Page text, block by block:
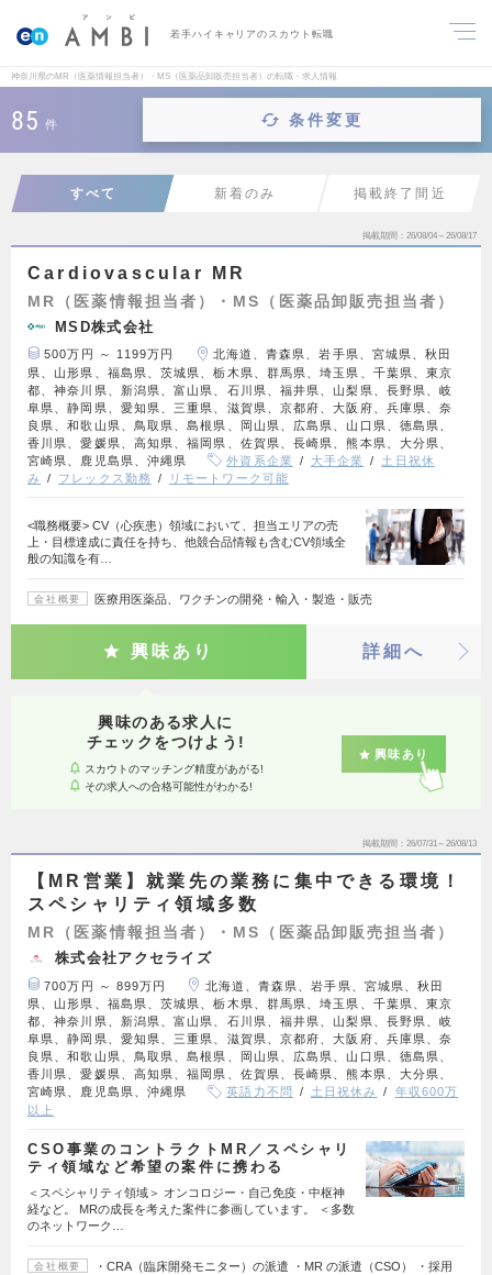
若手ハイキャリアのスカウト転職
神奈川県のMR（医薬情報担当者）・MS（医薬品卸販売担当者）の転職・求人情報
85 件 条件変更
すべて 新着のみ 掲載終了間近
掲載期間 26/08/04～26/08/17
Cardiovascular MR
MR（医薬情報担当者）・MS（医薬品卸販売担当者）
MSD株式会社
500万円 ～ 1199万円
北海道、青森県、岩手県、宮城県、秋田
県、山形県、福島県、茨城県、栃木県、群馬県、埼玉県、千葉県、東京
都、神奈川県、新潟県、富山県、石川県、福井県、山梨県、長野県、岐
阜県、静岡県、愛知県、三重県、滋賀県、京都府、大阪府、兵庫県、奈
良県、和歌山県、鳥取県、島根県、岡山県、広島県、山口県、徳島県、
香川県、愛媛県、高知県、福岡県、佐賀県、長崎県、熊本県、大分県、
宮崎県、鹿児島県、沖縄県
外資系企業 大手企業
土日祝休
み
フレックス勤務 リモートワーク可能
<職務概要> CV（心疾患）領域において、担当エリアの売
上・目標達成に責任を持ち、他競合品情報も含むCV領域全
般の知識を有…
会社概要 医療用医薬品、ワクチンの開発・輸入・製造・販売
興味あり 詳細へ
興味のある求人に
チェックをつけよう!
スカウトのマッチング精度があがる!
その求人への合格可能性がわかる!
興味あり
掲載期間 26/07/31～26/08/13
【MR営業】就業先の業務に集中できる環境！
スペシャリティ領域多数
MR（医薬情報担当者）・MS（医薬品卸販売担当者）
株式会社アクセライズ
700万円 ～ 899万円
北海道、青森県、岩手県、宮城県、秋田
県、山形県、福島県、茨城県、栃木県、群馬県、埼玉県、千葉県、東京
都、神奈川県、新潟県、富山県、石川県、福井県、山梨県、長野県、岐
阜県、静岡県、愛知県、三重県、滋賀県、京都府、大阪府、兵庫県、奈
良県、和歌山県、鳥取県、島根県、岡山県、広島県、山口県、徳島県、
香川県、愛媛県、高知県、福岡県、佐賀県、長崎県、熊本県、大分県、
宮崎県、鹿児島県、沖縄県
英語力不問 土日祝休み
年収600万
以上
CSO事業のコントラクトMR／スペシャリ
ティ領域など希望の案件に携わる
＜スペシャリティ領域＞ オンコロジー・自己免疫・中枢神
経など。 MRの成長を考えた案件に参画しています。 ＜多数
のネットワーク…
会社概要
・CRA（臨床開発モニター）の派遣 ・MR の派遣（CSO） ・採用